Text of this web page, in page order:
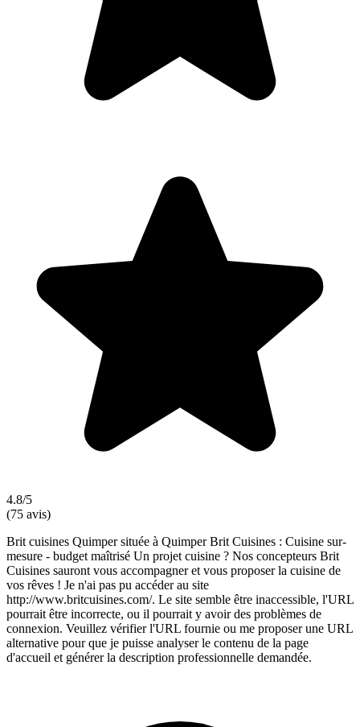
4.8/5
(75 avis)
Brit cuisines Quimper située à Quimper Brit Cuisines : Cuisine sur-
mesure - budget maîtrisé Un projet cuisine ? Nos concepteurs Brit
Cuisines sauront vous accompagner et vous proposer la cuisine de
vos rêves ! Je n'ai pas pu accéder au site
http://www.britcuisines.com/. Le site semble être inaccessible, l'URL
pourrait être incorrecte, ou il pourrait y avoir des problèmes de
connexion. Veuillez vérifier l'URL fournie ou me proposer une URL
alternative pour que je puisse analyser le contenu de la page
d'accueil et générer la description professionnelle demandée.